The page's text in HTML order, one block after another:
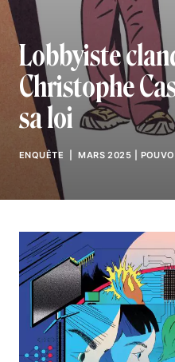
Lobbyiste
Christophe
sa loi
ENQUÊTE | MARS 2025